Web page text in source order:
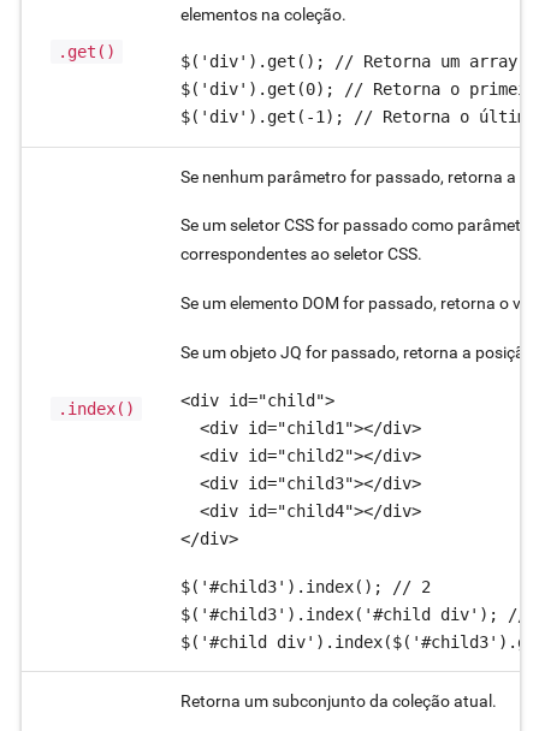
.get()
elementos na coleção.
$('div').get(); // Retorna um array
$('div').get(0); // Retorna o
$('div').get(-1); // Retorna o último
.index()
Se nenhum parâmetro for passado, retorna a
Se um seletor CSS for passado como
correspondentes ao seletor CSS.
Se um elemento DOM for passado, retorna o
Se um objeto JQ for passado, retorna a
<div id="child">
  <div id="child1"></div>
  <div id="child2"></div>
  <div id="child3"></div>
  <div id="child4"></div>
</div>
$('#child3').index(); // 2
$('#child3').index('#child div'); //
$('#child
Retorna um subconjunto da coleção atual.